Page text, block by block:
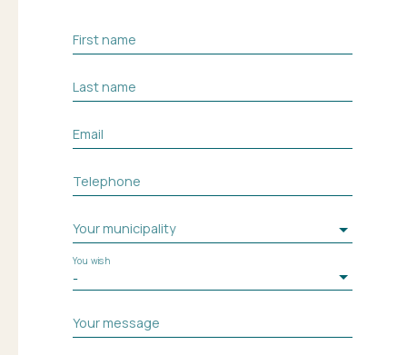
First name
Last name
Email
Telephone
Your municipality
-
You wish
Your message